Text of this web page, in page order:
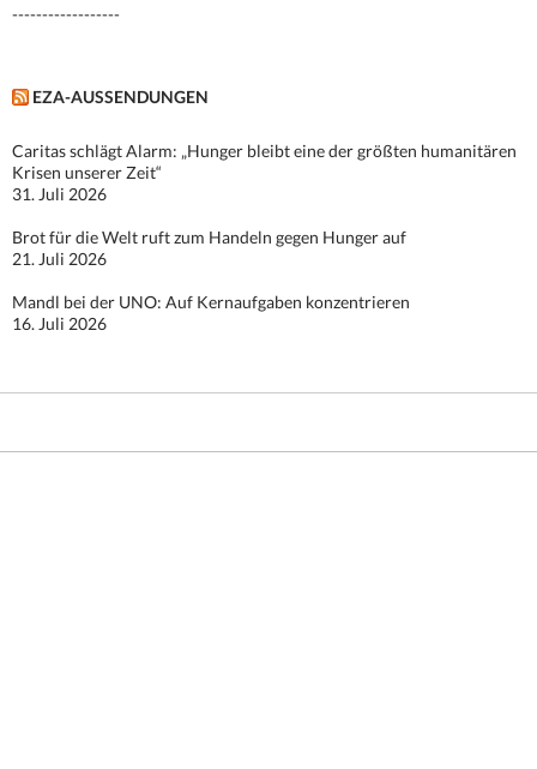
------------------
EZA-AUSSENDUNGEN
Caritas schlägt Alarm: „Hunger bleibt eine der größten humanitären
Krisen unserer Zeit“
31. Juli 2026
Brot für die Welt ruft zum Handeln gegen Hunger auf
21. Juli 2026
Mandl bei der UNO: Auf Kernaufgaben konzentrieren
16. Juli 2026